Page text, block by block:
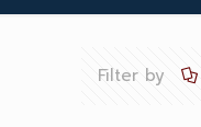
Filter by